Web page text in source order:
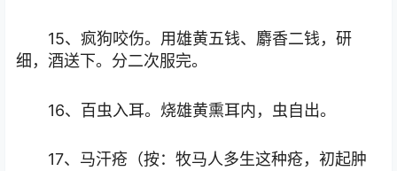
15、疯狗咬伤。用雄黄五钱、麝香二钱，研
细，酒送下。分二次服完。
16、百虫入耳。烧雄黄熏耳内，虫自出。
17、马汗疮（按：牧马人多生这种疮，初起肿